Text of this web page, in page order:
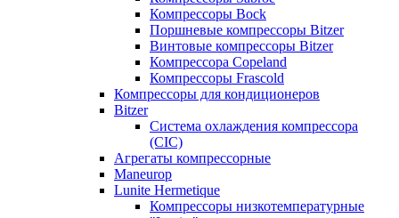
Компрессоры Bock
Поршневые компрессоры Bitzer
Винтовые компрессоры Bitzer
Компрессора Copeland
Компрессоры Frascold
Компрессоры для кондиционеров
Bitzer
Система охлаждения компрессора
(CIC)
Агрегаты компрессорные
Maneurop
Lunite Hermetique
Компрессоры низкотемпературные